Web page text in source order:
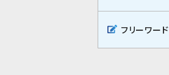
フリーワード